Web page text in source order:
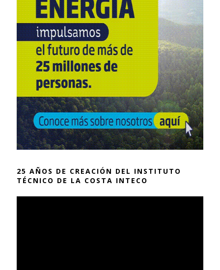
25 AÑOS DE CREACIÓN DEL INSTITUTO
TÉCNICO DE LA COSTA INTECO